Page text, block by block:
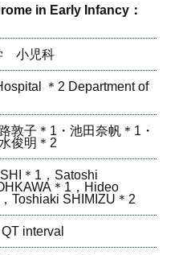
in Early Infancy：
小児科
＊2 Department of
敦子＊1・池田奈帆＊1・
俊明＊2
＊1，Satoshi
＊1，Hideo
Toshiaki SHIMIZU＊2
interval